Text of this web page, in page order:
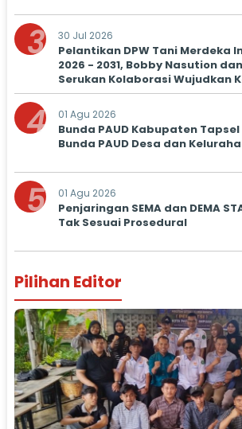
3 30 Jul 2026
Pelantikan DPW Tani Merdeka
2026 - 2031, Bobby Nasution
Serukan Kolaborasi Wujudkan
Kesejahteraan Petani
4 01 Agu 2026
Bunda PAUD Kabupaten
Bunda PAUD Desa dan
5 01 Agu 2026
Penjaringan SEMA dan DEMA
Tak Sesuai Prosedural
Pilihan Editor